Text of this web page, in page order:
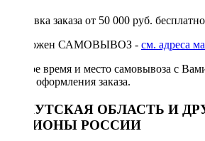
Доставка заказа от 50 000 руб.
Возможен САМОВЫВОЗ - см. адреса
Точное время и место самовывоза с
после оформления заказа.
ИРКУТСКАЯ ОБЛАСТЬ И
РЕГИОНЫ РОССИИ